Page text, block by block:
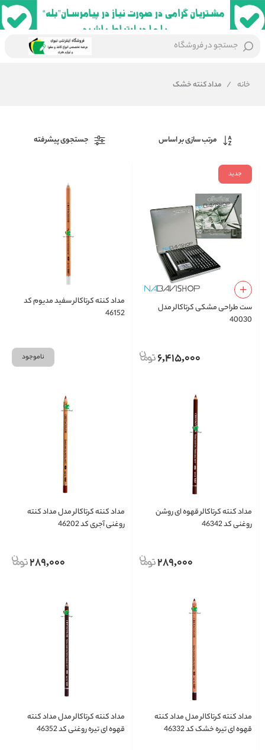
جستجو در فروشگاه
خانه / مداد کنته خشک
مرتب سازی بر اساس جستجوی پیشرفته
جدید
ست طراحی مشکی کرتاکالر مدل
40030
6,415,000
مداد کنته کرتاکالر سفید مدیوم کد
46152
ناموجود
مداد کنته کرتاکالر قهوه ای روشن
روغنی کد 46342
289,000
مداد کنته کرتاکالر مدل مداد کنته
روغنی آجری کد 46202
289,000
مداد کنته کرتاکالر مدل مداد کنته
قهوه ای تیره خشک کد 46332
مداد کنته کرتاکالر مدل مداد کنته
قهوه ای تیره روغنی کد 46352